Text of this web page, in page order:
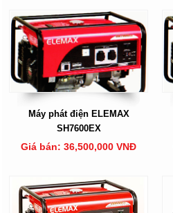
Máy phát điện ELEMAX
SH7600EX
Giá bán: 36,500,000 VNĐ